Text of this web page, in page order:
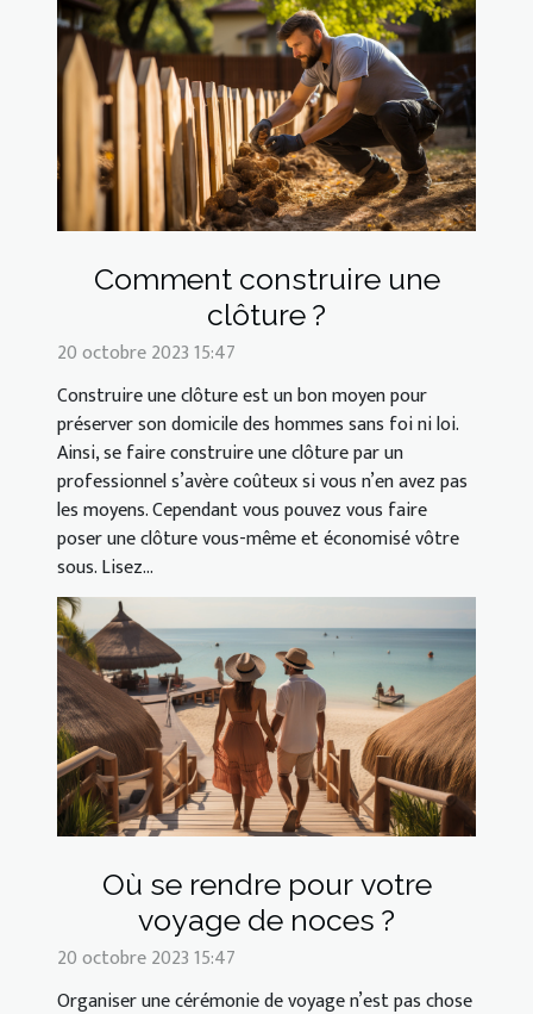
Comment construire une
clôture ?
20 octobre 2023 15:47
Construire une clôture est un bon moyen pour
préserver son domicile des hommes sans foi ni loi.
Ainsi, se faire construire une clôture par un
professionnel s’avère coûteux si vous n’en avez pas
les moyens. Cependant vous pouvez vous faire
poser une clôture vous-même et économisé vôtre
sous. Lisez...
Où se rendre pour votre
voyage de noces ?
20 octobre 2023 15:47
Organiser une cérémonie de voyage n’est pas chose